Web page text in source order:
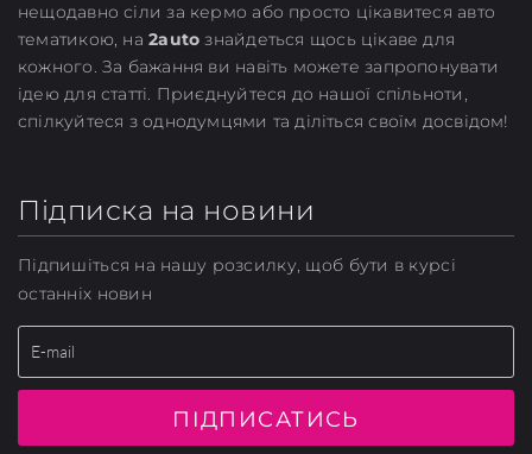
нещодавно сіли за кермо або просто цікавитеся авто
тематикою, на2auto знайдеться щось цікаве для
кожного. За бажання ви навіть можете запропонувати
ідею для статті. Приєднуйтеся до нашої спільноти,
спілкуйтеся з однодумцями та діліться своїм досвідом!
Підписка на новини
Підпишіться на нашу розсилку, щоб бути в курсі
останніх новин
ПІДПИСАТИСЬ